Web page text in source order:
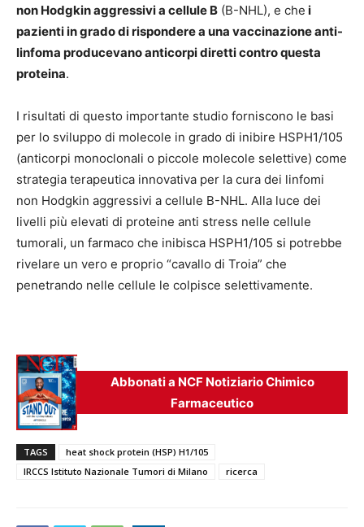
non Hodgkin aggressivi a cellule B (B-NHL), e che i
pazienti in grado di rispondere a una vaccinazione anti-
linfoma producevano anticorpi diretti contro questa
proteina.
I risultati di questo importante studio forniscono le basi
per lo sviluppo di molecole in grado di inibire HSPH1/105
(anticorpi monoclonali o piccole molecole selettive) come
strategia terapeutica innovativa per la cura dei linfomi
non Hodgkin aggressivi a cellule B-NHL. Alla luce dei
livelli più elevati di proteine anti stress nelle cellule
tumorali, un farmaco che inibisca HSPH1/105 si potrebbe
rivelare un vero e proprio “cavallo di Troia” che
penetrando nelle cellule le colpisce selettivamente.
Abbonati a NCF Notiziario Chimico
Farmaceutico
TAGS
heat shock protein (HSP) H1/105
IRCCS Istituto Nazionale Tumori di Milano
ricerca